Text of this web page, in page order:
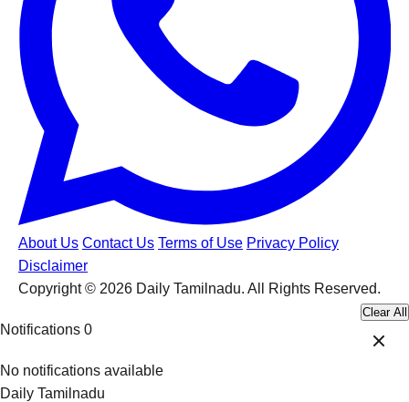
About Us Contact Us Terms of Use Privacy Policy
Disclaimer
Copyright © 2026 Daily Tamilnadu. All Rights Reserved.
Notifications 0
Clear All
No notifications available
Daily Tamilnadu